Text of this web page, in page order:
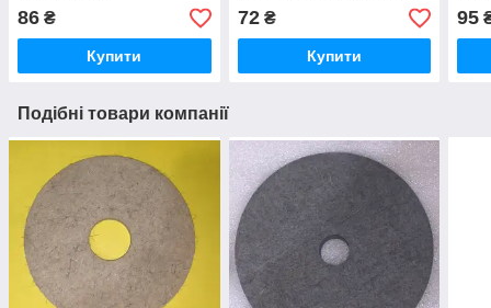
86 ₴
Купити
72₴
Купити
95
Подібні товари компанії